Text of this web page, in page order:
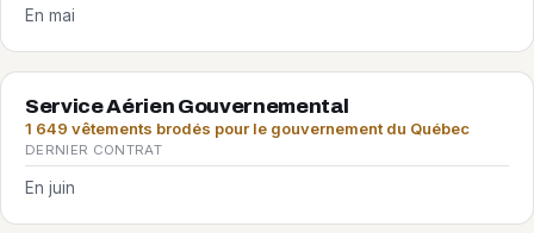
En mai
Service Aérien Gouvernemental
1 649 vêtements brodés pour le gouvernement du Québec
DERNIER CONTRAT
En juin